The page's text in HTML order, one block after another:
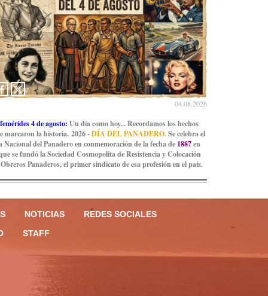
04.08.2026
4 de agosto: Un día como hoy... Recordamos los hechos
marcaron la historia. 2026 -DÍA DEL PANADERO.Se celebra el
Nacional del Panadero en conmemoración de la fecha de 1887en
se fundó la Sociedad Cosmopolita de Resistencia y Colocación
Panaderos, el primer sindicato de esa profesión en el país.
NOTICIAS
REDES SOCIALES
STAFF